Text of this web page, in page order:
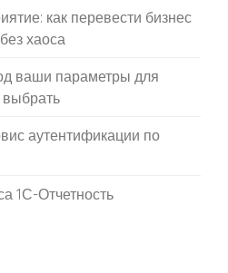
как перевести бизнес
хаоса
ваши параметры для
аутентификации по
1С-Отчетность